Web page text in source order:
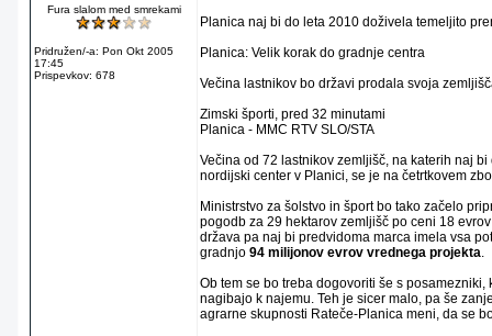
Fura slalom med smrekami
Pridružen/-a: Pon Okt 2005
17:45
Prispevkov: 678
Planica naj bi do leta 2010 doživela temeljito
Planica: Velik korak do gradnje centra
Večina lastnikov bo državi prodala svoja
Zimski športi, pred 32 minutami
Planica - MMC RTV SLO/STA
Večina od 72 lastnikov zemljišč, na katerih naj
nordijski center v Planici, se je na četrtkovem
Ministrstvo za šolstvo in šport bo tako začelo
pogodb za 29 hektarov zemljišč po ceni 18
država pa naj bi predvidoma marca imela vsa
gradnjo 94 milijonov evrov vrednega projekta.
Ob tem se bo treba dogovoriti še s posamezniki,
nagibajo k najemu. Teh je sicer malo, pa še
agrarne skupnosti Rateče-Planica meni, da se